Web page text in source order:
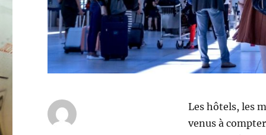
Les hôtels, les
venus à